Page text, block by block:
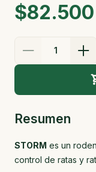
$82.500
1
Resumen
STORM es un
control de ratas y